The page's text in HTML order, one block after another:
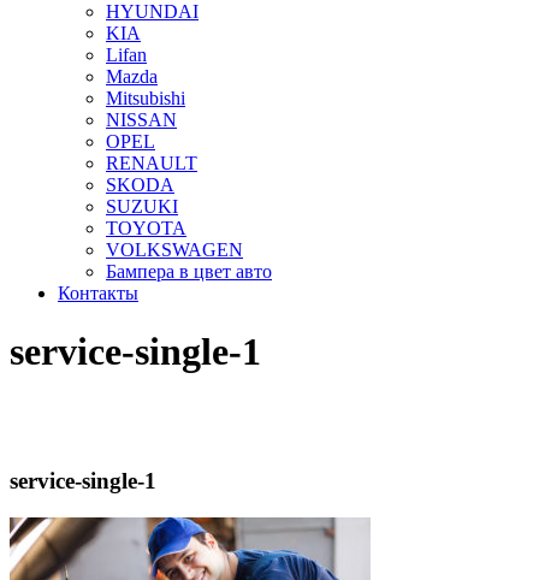
HYUNDAI
KIA
Lifan
Mazda
Mitsubishi
NISSAN
OPEL
RENAULT
SKODA
SUZUKI
TOYOTA
VOLKSWAGEN
Бампера в цвет авто
Контакты
service-single-1
service-single-1